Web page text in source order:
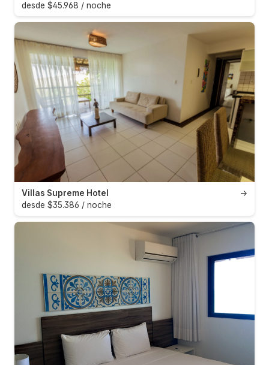
desde $45.968 / noche
→
Villas Supreme Hotel
desde $35.386 / noche